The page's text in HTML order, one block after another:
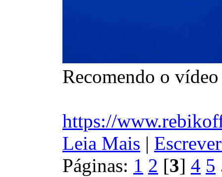
Recomendo o
https://
Leia Mais |
Páginas: 1 2 [3] 4 5